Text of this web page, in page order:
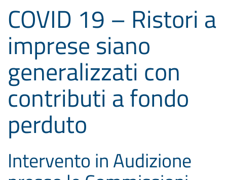
Ricerca
nel
sito
principali
ultime
novità
da
[6]
COVID 19 – Ristori a
imprese siano
generalizzati con
contributi a fondo
perduto
Intervento in Audizione